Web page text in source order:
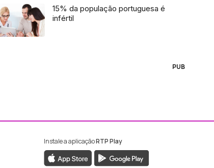
15% da população portuguesa é
infértil
PUB
da RTP Madeira
da RTP Madeira
Instale a aplicaçãoRTP Play